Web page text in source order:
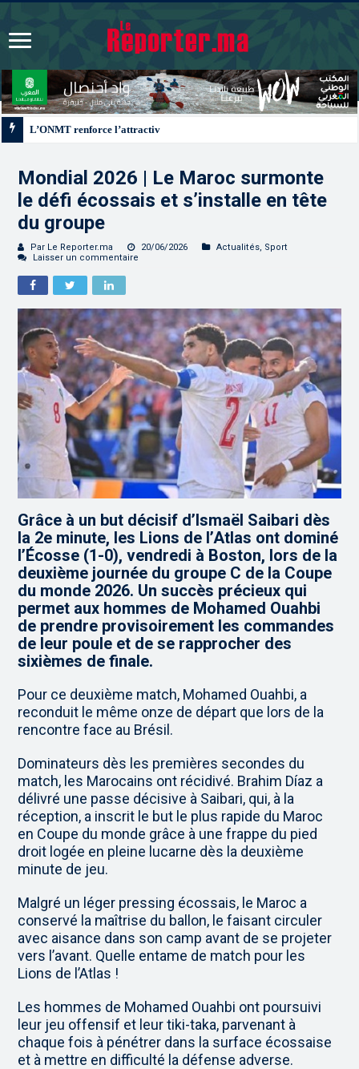
Mondial 2026 | Le Maroc surmonte
le défi écossais et s’installe en tête
du groupe
Par Le Reporter.ma 20/06/2026 Actualités, Sport
Laisser un commentaire
Grâce à un but décisif d’Ismaël Saibari dès
la 2e minute, les Lions de l’Atlas ont dominé
l’Écosse (1-0), vendredi à Boston, lors de la
deuxième journée du groupe C de la Coupe
du monde 2026. Un succès précieux qui
permet aux hommes de Mohamed Ouahbi
de prendre provisoirement les commandes
de leur poule et de se rapprocher des
sixièmes de finale.
Pour ce deuxième match, Mohamed Ouahbi, a
reconduit le même onze de départ que lors de la
rencontre face au Brésil.
Dominateurs dès les premières secondes du
match, les Marocains ont récidivé. Brahim Díaz a
délivré une passe décisive à Saibari, qui, à la
réception, a inscrit le but le plus rapide du Maroc
en Coupe du monde grâce à une frappe du pied
droit logée en pleine lucarne dès la deuxième
minute de jeu.
Malgré un léger pressing écossais, le Maroc a
conservé la maîtrise du ballon, le faisant circuler
avec aisance dans son camp avant de se projeter
vers l’avant. Quelle entame de match pour les
Lions de l’Atlas !
Les hommes de Mohamed Ouahbi ont poursuivi
leur jeu offensif et leur tiki-taka, parvenant à
chaque fois à pénétrer dans la surface écossaise
et à mettre en difficulté la défense adverse.